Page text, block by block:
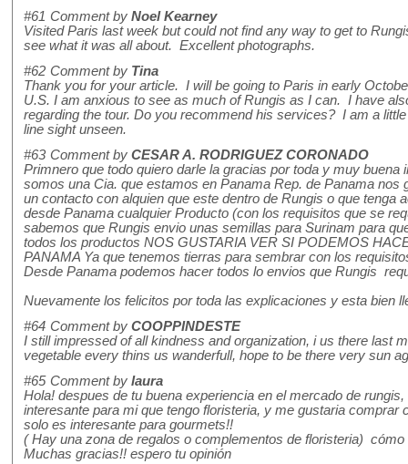
#61 Comment by Noel Kearney
Visited Paris last week but could not find any way to get to
see what it was all about. Excellent photographs.
#62 Comment by Tina
Thank you for your article. I will be going to Paris in early
U.S. I am anxious to see as much of Rungis as I can. I have
regarding the tour. Do you recommend his services? I am a
line sight unseen.
#63 Comment by CESAR A. RODRIGUEZ CORONADO
Primnero que todo quiero darle la gracias por toda y muy buena
somos una Cia. que estamos en Panama Rep. de Panama nos
un contacto con alquien que este dentro de Rungis o que tenga
desde Panama cualquier Producto (con los requisitos que se
sabemos que Rungis envio unas semillas para Surinam para
todos los productos NOS GUSTARIA VER SI PODEMOS
PANAMA Ya que tenemos tierras para sembrar con los
Desde Panama podemos hacer todos lo envios que Rungis
Nuevamente los felicitos por toda las explicaciones y esta
#64 Comment by COOPPINDESTE
I still impressed of all kindness and organization, i us there last
vegetable every thins us wanderfull, hope to be there very sun
#65 Comment by laura
Hola! despues de tu buena experiencia en el mercado de
interesante para mi que tengo floristeria, y me gustaria comprar
solo es interesante para gourmets!!
( Hay una zona de regalos o complementos de floristeria) cómo
Muchas gracias!! espero tu opinión